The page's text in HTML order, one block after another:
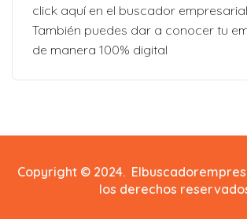
click aquí en el buscador
También puedes dar a conocer tu
de manera 100% digital
Copyright © 2024.
los derechos